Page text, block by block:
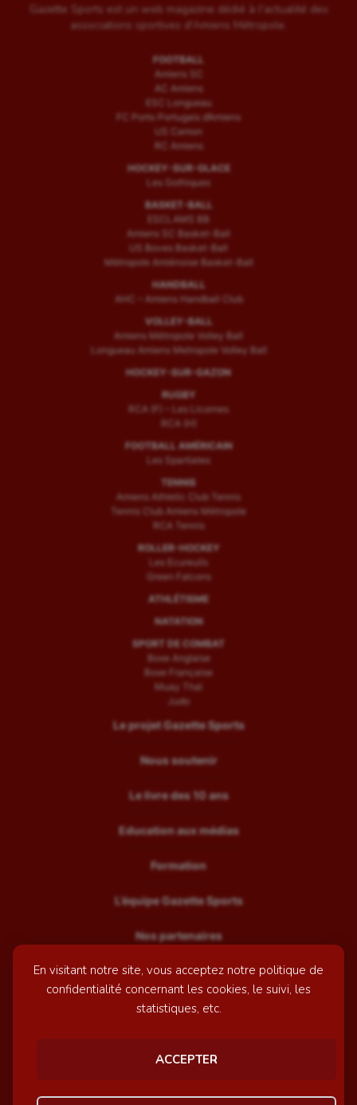
En visitant notre site, vous acceptez notre politique de
confidentialité concernant les cookies, le suivi, les
statistiques, etc.
ACCEPTER
Gazette Sports est un web magazine dédié à l'actualité des
associations sportives d'Amiens Métropole.
FOOTBALL
Amiens SC
AC Amiens
ESC Longueau
FC Porto Portugais d’Amiens
US Camon
RC Amiens
HOCKEY-SUR-GLACE
Les Gothiques
BASKET-BALL
ESCLAMS BB
Amiens SC Basket-Ball
US Boves Basket-Ball
Métropole Amiénoise Basket-Ball
HANDBALL
AHC – Amiens Handball Club
VOLLEY-BALL
Amiens Métropole Volley Ball
Longueau Amiens Metropole Volley Ball
HOCKEY-SUR-GAZON
RUGBY
RCA (F) – Les Licornes
RCA (H)
FOOTBALL AMÉRICAIN
Les Spartiates
TENNIS
Amiens Athletic Club Tennis
Tennis Club Amiens Métropole
RCA Tennis
ROLLER-HOCKEY
Les Ecureuils
Green Falcons
ATHLÉTISME
NATATION
SPORT DE COMBAT
Boxe Anglaise
Boxe Française
Muay Thaï
Judo
Le projet Gazette Sports
Nous soutenir
Le livre des 10 ans
Education aux médias
Formation
L’équipe Gazette Sports
Nos partenaires
Recrutement
Mentions légales